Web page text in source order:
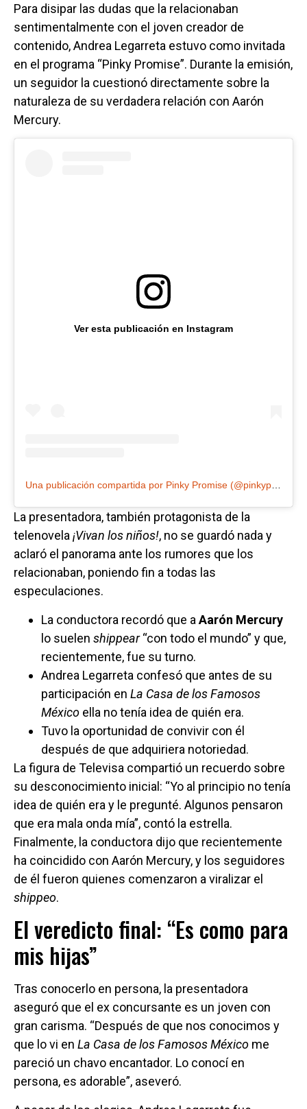
Para disipar las dudas que la relacionaban
sentimentalmente con el joven creador de
contenido, Andrea Legarreta estuvo como invitada
en el programa “Pinky Promise”. Durante la emisión,
un seguidor la cuestionó directamente sobre la
naturaleza de su verdadera relación con Aarón
Mercury.
Ver esta publicación en Instagram
Una publicación compartida por Pinky Promise (@pinkypromisetv)
La presentadora, también protagonista de la
telenovela¡Vivan los niños!, no se guardó nada y
aclaró el panorama ante los rumores que los
relacionaban, poniendo fin a todas las
especulaciones.
La conductora recordó que a Aarón Mercury
lo suelen shippear“con todo el mundo” y que,
recientemente, fue su turno.
Andrea Legarreta confesó que antes de su
participación en La Casa de los Famosos
México ella no tenía idea de quién era.
Tuvo la oportunidad de convivir con él
después de que adquiriera notoriedad.
La figura de Televisa compartió un recuerdo sobre
su desconocimiento inicial: “Yo al principio no tenía
idea de quién era y le pregunté. Algunos pensaron
que era mala onda mía”, contó la estrella.
Finalmente, la conductora dijo que recientemente
ha coincidido con Aarón Mercury, y los seguidores
de él fueron quienes comenzaron a viralizar el
shippeo.
El veredicto final: “Es como para
mis hijas”
Tras conocerlo en persona, la presentadora
aseguró que el ex concursante es un joven con
gran carisma. “Después de que nos conocimos y
que lo vi en La Casa de los Famosos México me
pareció un chavo encantador. Lo conocí en
persona, es adorable”, aseveró.